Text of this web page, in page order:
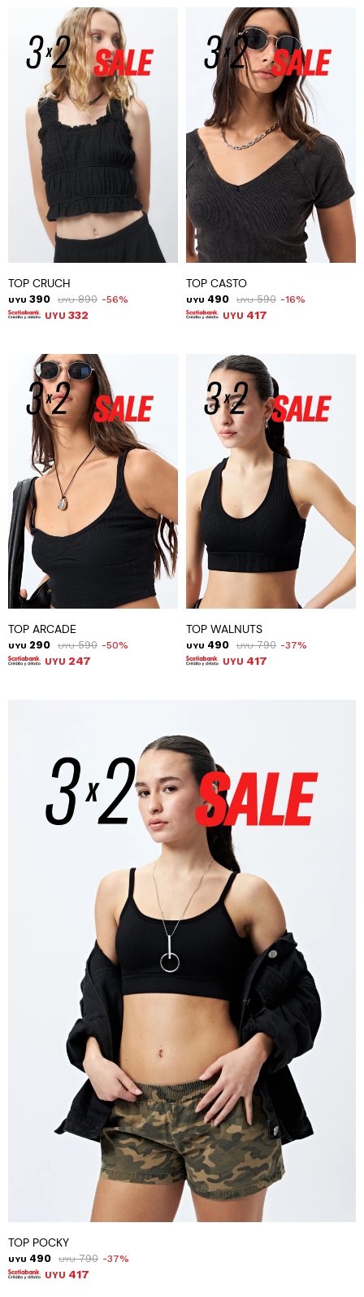
TOP CRUCH
UYU 390 UYU 890 56
UYU 332
TOP CASTO
UYU 490 UYU 590 16
UYU 417
TOP ARCADE
UYU 290 UYU 590 50
UYU 247
TOP WALNUTS
UYU 490 UYU 790 37
UYU 417
TOP POCKY
UYU 490 UYU 790 37
UYU 417